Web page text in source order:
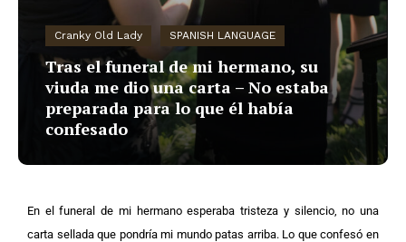
Cranky Old Lady SPANISH LANGUAGE
Tras el funeral de mi hermano, su
viuda me dio una carta – No estaba
preparada para lo que él había
confesado
En el funeral de mi hermano esperaba tristeza y silencio, no una
carta sellada que pondría mi mundo patas arriba. Lo que confesó en